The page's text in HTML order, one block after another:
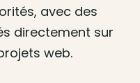
avec des
directement sur
web.